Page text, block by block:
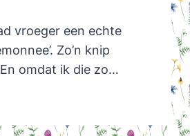
vroeger een echte
Zo’n knip
omdat ik die zo…